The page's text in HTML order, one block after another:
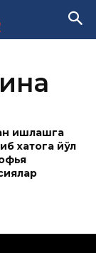
ишлашга
хатога йўл